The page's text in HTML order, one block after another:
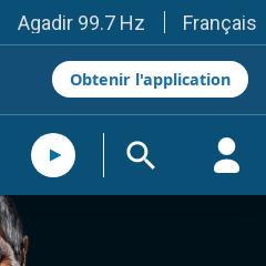
Agadir 99.7 Hz
Tanger 103.3 Hz
Tétouan 87.8 Hz
Fès 98.8 Hz
Meknès 97.2 Hz
El Jadida 97.3
Settat 104,6
Français
Obtenir l'application